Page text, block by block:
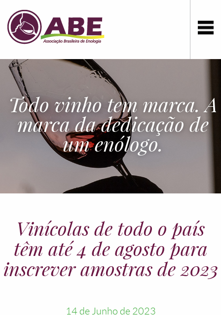
Todo vinho tem marca. A
marca da dedicação de
um enólogo.
Vinícolas de todo o país
têm até 4 de agosto para
inscrever amostras de 2023
14 de Junho de 2023